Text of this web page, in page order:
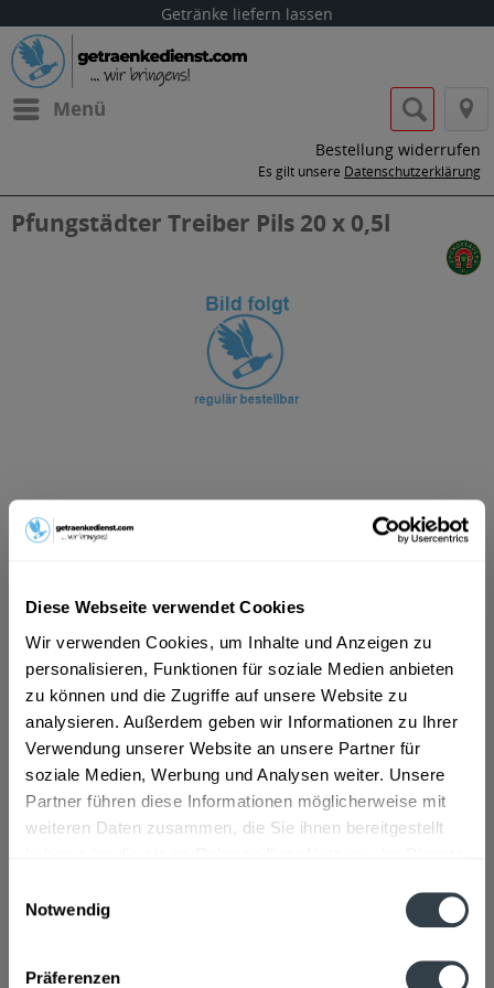
Diese Webseite verwendet Cookies
Wir verwenden Cookies, um Inhalte und Anzeigen zu
personalisieren, Funktionen für soziale Medien anbieten
zu können und die Zugriffe auf unsere Website zu
analysieren. Außerdem geben wir Informationen zu Ihrer
Verwendung unserer Website an unsere Partner für
soziale Medien, Werbung und Analysen weiter. Unsere
Partner führen diese Informationen möglicherweise mit
weiteren Daten zusammen, die Sie ihnen bereitgestellt
Notwendig
Präferenzen
Getränke liefern lassen
Menü
Bestellung widerrufen
Es gilt unsere Datenschutzerklärung
Pfungstädter Treiber Pils 20 x 0,5l
ab 15,39 € *
inkl. MwSt.ggf. zzgl. Erschwerniszuschlag
MEHRWEG
+3,10 € Pfand
In den Warenkorb
Artikel-Nr.:
31340
Verfügbar in:
mehr
Zutaten und Allergene